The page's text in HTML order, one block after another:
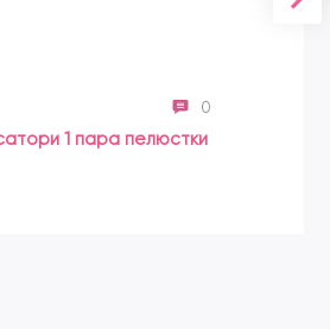
0
1 пара пелюстки